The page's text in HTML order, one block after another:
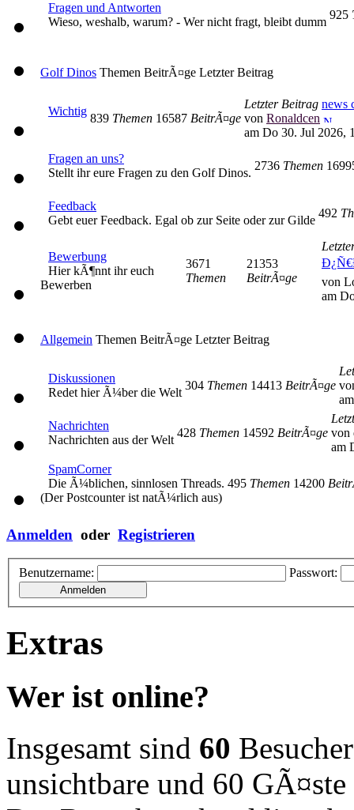
Fragen und Antworten
Wieso, weshalb, warum? - Wer nicht fragt, bleibt dumm
925
Golf Dinos Themen BeitrÃ¤ge Letzter Beitrag
Wichtig
839 Themen 16587 BeitrÃ¤ge
Letzter Beitrag news
von Ronaldcen
am Do 30. Jul 2026,
Fragen an uns?
Stellt ihr eure Fragen zu den Golf Dinos.
2736 Themen
Feedback
Gebt euer Feedback. Egal ob zur Seite oder zur Gilde
492
Bewerbung
Hier kÃ¶nnt ihr euch
Bewerben
3671
Themen
21353
BeitrÃ¤ge
von
am
Allgemein Themen BeitrÃ¤ge Letzter Beitrag
Diskussionen
Redet hier Ã¼ber die Welt
304 Themen 14413 BeitrÃ¤ge
Nachrichten
Nachrichten aus der Welt
428 Themen 14592 BeitrÃ¤ge von
am
SpamCorner
Die Ã¼blichen, sinnlosen Threads.
(Der Postcounter ist natÃ¼rlich aus)
495 Themen 14200
Anmelden oder Registrieren
Benutzername: Passwort:
Extras
Wer ist online?
Insgesamt sind 60
unsichtbare und 60 GÃ¤ste